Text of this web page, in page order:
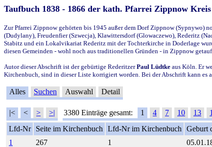
Taufbuch 1838 - 1866 der kath. Pfarrei Zippnow
Zur Pfarrei Zippnow gehörten bis 1945 außer dem Dorf Zippnow (Sypnywo)
(Dudylany), Freudenfier (Szwecja), Klawittersdorf (Glowaczewo), Rederitz
Stabitz und ein Lokalvikariat Rederitz mit der Tochterkirche in Doderlage
diesen Gemeinden - wohl noch aus traditionellen Gründen - in Zippnow
Autor dieser Abschrift ist der gebürtige RederitzerPaul Lüdtke aus Köln. Er
Kirchenbuch, sind in dieser Liste korrigiert worden. Bei der Abschrift kann es
Alles Suchen Auswahl Detail
|< < > >| 3380 Einträge gesamt: 1 4 7 10 13
Lfd-Nr
Seite im Kirchenbuch Lfd-Nr im Kirchenbuch Geburt
1
267 1